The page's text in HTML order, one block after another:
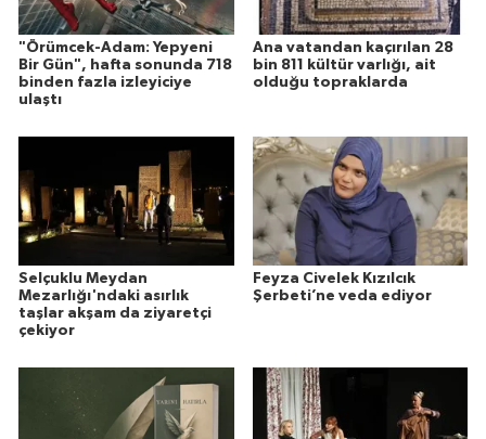
"Örümcek-Adam: Yepyeni
Bir Gün", hafta sonunda 718
binden fazla izleyiciye
ulaştı
Ana vatandan kaçırılan 28
bin 811 kültür varlığı, ait
olduğu topraklarda
Selçuklu Meydan
Mezarlığı'ndaki asırlık
taşlar akşam da ziyaretçi
çekiyor
Feyza Civelek Kızılcık
Şerbeti’ne veda ediyor